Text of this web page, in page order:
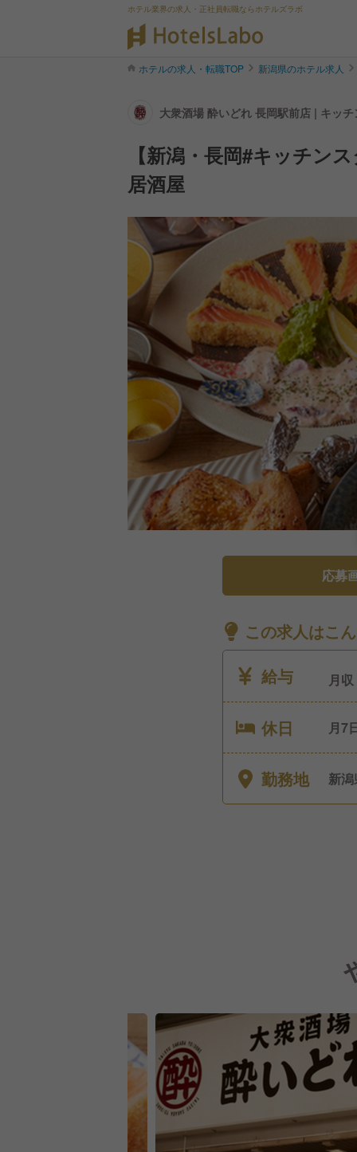
ホテル業界の求人・正社員転職ならホテルズラボ
ホテルの求人・転職TOP 新潟県のホテル求人
大衆酒場 酔いどれ 長岡駅前店 | キッ
【新潟・長岡#キッチン
居酒屋
応募
この求人はこ
給与
月収
休日
月7日休み ■リフレ
勤務地 新